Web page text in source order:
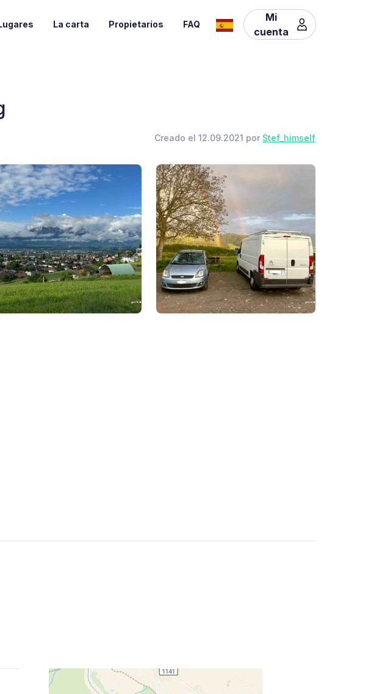
La carta Propietarios FAQ
Mi
cuenta
Creado el 12.09.2021 por Stef_himself